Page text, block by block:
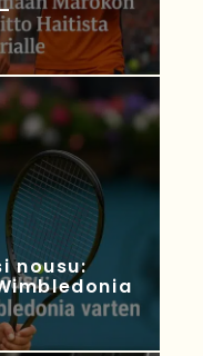
nousu: